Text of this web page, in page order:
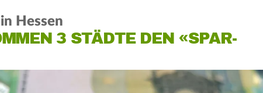
Hessen
3 STÄDTE DEN «SPAR-